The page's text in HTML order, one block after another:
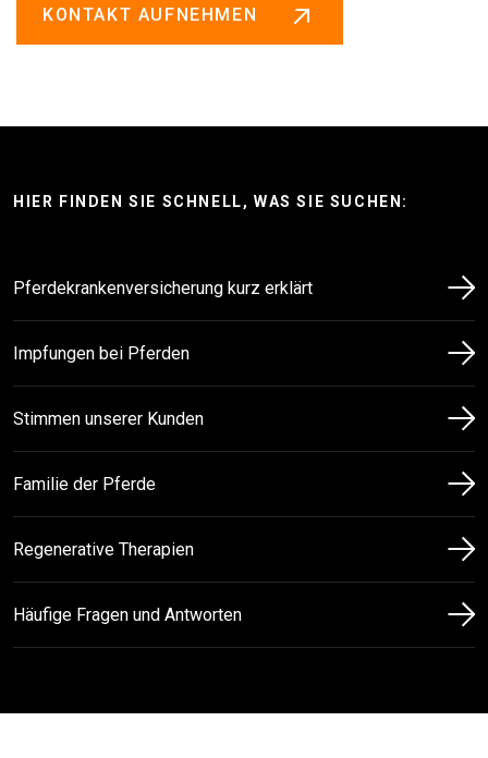
KONTAKT AUFNEHMEN
HIER FINDEN SIE SCHNELL, WAS SIE SUCHEN:
Pferdekrankenversicherung kurz erklärt
Impfungen bei Pferden
Stimmen unserer Kunden
Familie der Pferde
Regenerative Therapien
Häufige Fragen und Antworten